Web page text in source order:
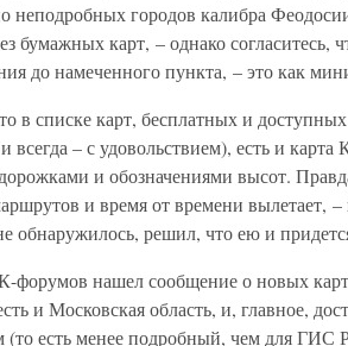
неподробных городов калибра
бумажных карт, – однако согласитесь,
до намеченного пункта, – это как
в списке карт, бесплатных и
всегда – с удовольствием), есть и
и обозначениями высот.
и время от времени вылетает, –
обнаружилось, решил, что ею и
нашел сообщение о новых
и Московская область, и, главное,
есть менее подробный, чем для